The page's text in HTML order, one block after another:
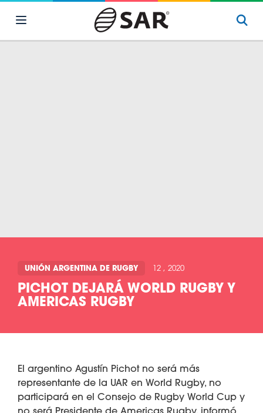
UNIÓN ARGENTINA DE RUGBY 12 , 2020
PICHOT DEJARÁ WORLD RUGBY Y
AMERICAS RUGBY
El argentino Agustín Pichot no será más
representante de la UAR en World Rugby, no
participará en el Consejo de Rugby World Cup y